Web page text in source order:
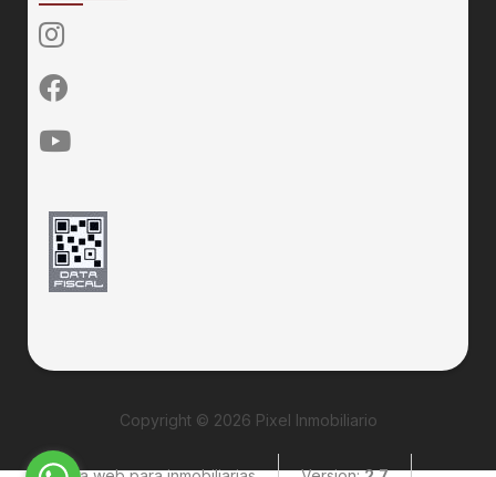
Copyright © 2026 Pixel Inmobiliario